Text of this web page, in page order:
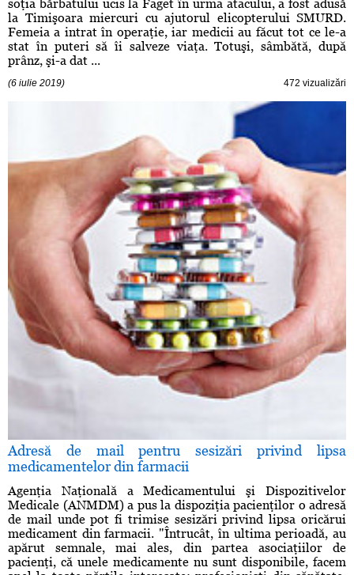
soţia bărbatului ucis la Faget în urma atacului, a fost adusă
la Timişoara miercuri cu ajutorul elicopterului SMURD.
Femeia a intrat în operaţie, iar medicii au făcut tot ce le-a
stat în puteri să îi salveze viaţa. Totuşi, sâmbătă, după
prânz, şi-a dat ...
(6 iulie 2019) 472 vizualizări
Adresă de mail pentru sesizări privind lipsa
medicamentelor din farmacii
Agenţia Naţională a Medicamentului şi Dispozitivelor
Medicale (ANMDM) a pus la dispoziţia pacienţilor o adresă
de mail unde pot fi trimise sesizări privind lipsa oricărui
medicament din farmacii. "Întrucât, în ultima perioadă, au
apărut semnale, mai ales, din partea asociaţiilor de
pacienţi, că unele medicamente nu sunt disponibile, facem